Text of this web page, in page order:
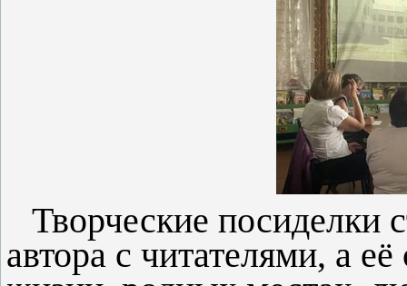
Творческие посиделки
автора с читателями, а